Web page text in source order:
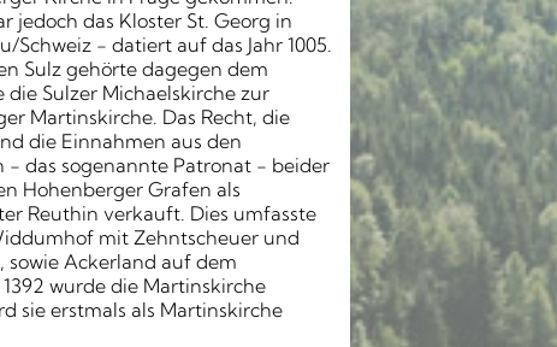
jedoch das Kloster St. Georg in
Schweiz − datiert auf das Jahr 1005.
Sulz gehörte dagegen dem
Sulzer Michaelskirche zur
Martinskirche. Das Recht, die
die Einnahmen aus den
- das sogenannte Patronat - beider
Hohenberger Grafen als
Reuthin verkauft. Dies umfasste
mit Zehntscheuer und
sowie Ackerland auf dem
wurde die Martinskirche
sie erstmals als Martinskirche